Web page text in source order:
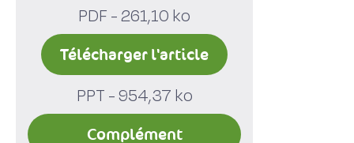
PDF - 261,10 ko
Télécharger l'article
PPT - 954,37 ko
Complément